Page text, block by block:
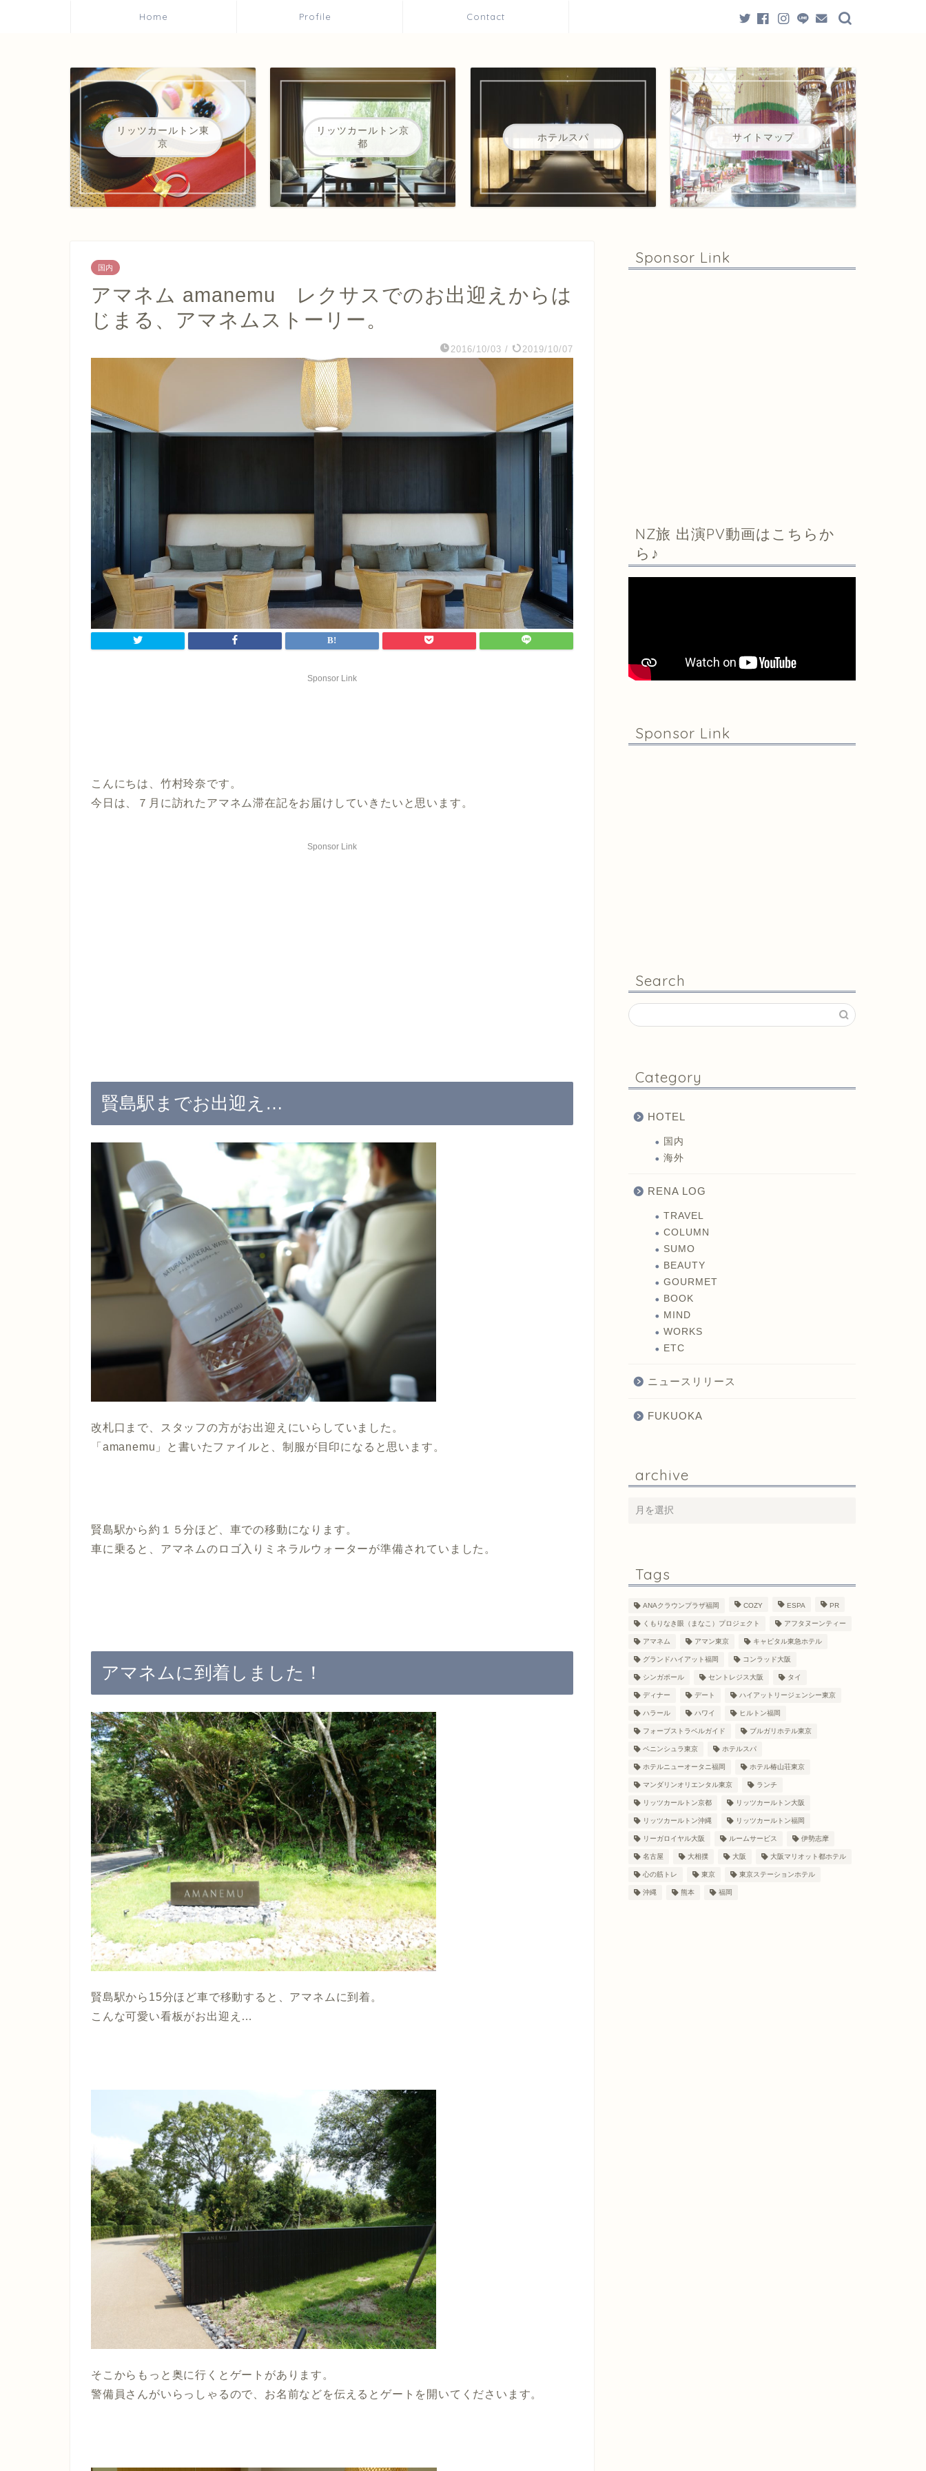
Home Profile Contact
リッツカールトン東
京
リッツカールトン京
都
ホテルスパ サイトマップ
国内
アマネム amanemu レクサスでのお出迎えからは
じまる、アマネムストーリー。
2016/10/03 / 2019/10/07
Sponsor Link
こんにちは、竹村玲奈です。
今日は、７月に訪れたアマネム滞在記をお届けしていきたいと思います。
Sponsor Link
賢島駅までお出迎え…
改札口まで、スタッフの方がお出迎えにいらしていました。
「amanemu」
と書いたファイルと、制服が目印になると思います。
賢島駅から約１５分ほど、車での移動になります。
車に乗ると、アマネムのロゴ入りミネラルウォーターが準備されていました。
アマネムに到着しました！
賢島駅から15分ほど車で移動すると、アマネムに到着。
こんな可愛い看板がお出迎え…
そこからもっと奥に行くとゲートがあります。
警備員さんがいらっしゃるので、お名前などを伝えるとゲートを開いてくださいます。
Sponsor Link
NZ旅 出演PV動画はこちらか
ら♪
Sponsor Link
Search
Category
HOTEL
国内
海外
RENA LOG
TRAVEL
COLUMN
SUMO
BEAUTY
GOURMET
BOOK
MIND
WORKS
ETC
ニュースリリース
FUKUOKA
archive
Tags
ANAクラウンプラザ福岡 COZY ESPA PR
くもりなき眼（まなこ）プロジェクト アフタヌーンティー
アマネム アマン東京 キャピタル東急ホテル
グランドハイアット福岡 コンラッド大阪
シンガポール セントレジス大阪 タイ
ディナー デート ハイアットリージェンシー東京
ハラール ハワイ ヒルトン福岡
フォーブストラベルガイド ブルガリホテル東京
ペニンシュラ東京 ホテルスパ
ホテルニューオータニ福岡 ホテル椿山荘東京
マンダリンオリエンタル東京 ランチ
リッツカールトン京都 リッツカールトン大阪
リッツカールトン沖縄 リッツカールトン福岡
リーガロイヤル大阪 ルームサービス 伊勢志摩
名古屋 大相撲 大阪 大阪マリオット都ホテル
心の筋トレ 東京 東京ステーションホテル
沖縄 熊本 福岡